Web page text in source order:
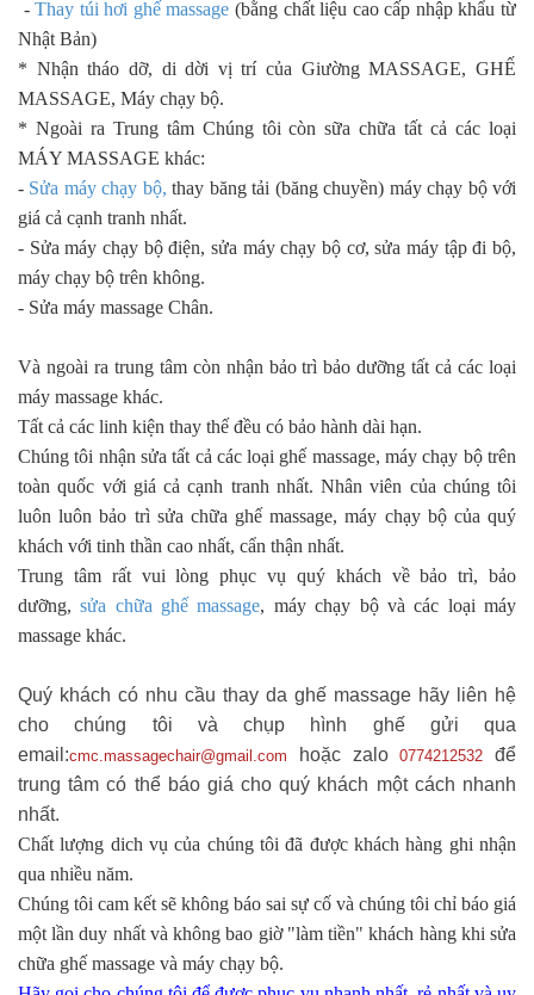
-Thay túi hơi ghế massage (bằng chất liệu cao cấp nhập khẩu từ
Nhật Bản)
* Nhận tháo dỡ, di dời vị trí của Giường MASSAGE, GHẾ
MASSAGE, Máy chạy bộ.
* Ngoài ra Trung tâm Chúng tôi còn sữa chữa tất cả các loại
MÁY MASSAGE khác:
- Sửa máy chạy bộ, thay băng tải (băng chuyền) máy chạy bộ với
giá cả cạnh tranh nhất.
- Sửa máy chạy bộ điện, sửa máy chạy bộ cơ, sửa máy tập đi bộ,
máy chạy bộ trên không.
- Sửa máy massage Chân.
Và ngoài ra trung tâm còn nhận bảo trì bảo dưỡng tất cả các loại
máy massage khác.
Tất cả các linh kiện thay thế đều có bảo hành dài hạn.
Chúng tôi nhận sửa tất cả các loại ghế massage, máy chạy bộ trên
toàn quốc với giá cả cạnh tranh nhất. Nhân viên của chúng tôi
luôn luôn bảo trì sửa chữa ghế massage, máy chạy bộ của quý
khách với tinh thần cao nhất, cẩn thận nhất.
Trung tâm rất vui lòng phục vụ quý khách về bảo trì, bảo
dưỡng,sửa chữa ghế massage, máy chạy bộ và các loại máy
massage khác.
Quý khách có nhu cầu thay da ghế massage hãy liên hệ
cho chúng tôi và chụp hình ghế gửi qua
email:cmc.massagechair@gmail.com hoặc zalo0774212532 để
trung tâm có thể báo giá cho quý khách một cách nhanh
nhất.
Chất lượng dich vụ của chúng tôi đã được khách hàng ghi nhận
qua nhiều năm.
Chúng tôi cam kết sẽ không báo sai sự cố và chúng tôi chỉ báo giá
một lần duy nhất và không bao giờ "làm tiền" khách hàng khi sửa
chữa ghế massage và máy chạy bộ.